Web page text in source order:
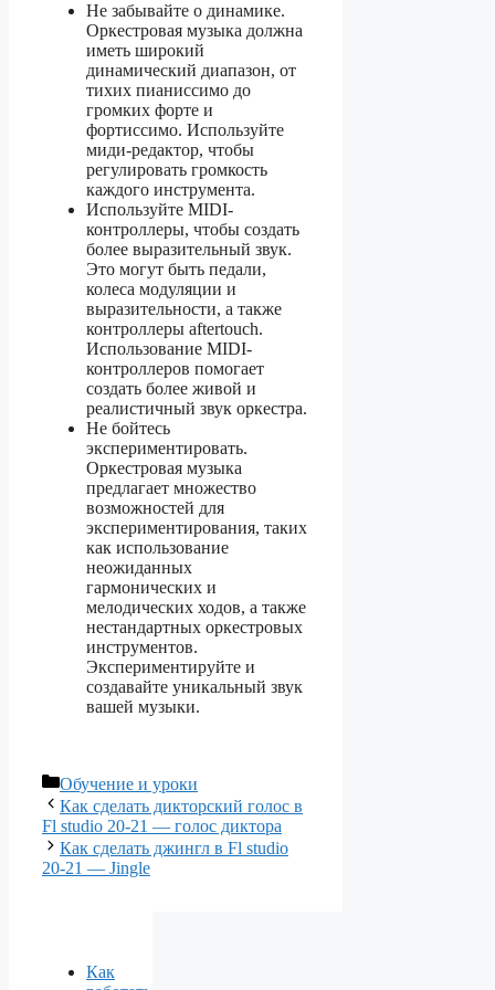
Не забывайте о динамике.
Оркестровая музыка должна
иметь широкий
динамический диапазон, от
тихих пианиссимо до
громких форте и
фортиссимо. Используйте
миди-редактор, чтобы
регулировать громкость
каждого инструмента.
Используйте MIDI-
контроллеры, чтобы создать
более выразительный звук.
Это могут быть педали,
колеса модуляции и
выразительности, а также
контроллеры aftertouch.
Использование MIDI-
контроллеров помогает
создать более живой и
реалистичный звук оркестра.
Не бойтесь
экспериментировать.
Оркестровая музыка
предлагает множество
возможностей для
экспериментирования, таких
как использование
неожиданных
гармонических и
мелодических ходов, а также
нестандартных оркестровых
инструментов.
Экспериментируйте и
создавайте уникальный звук
вашей музыки.
Рубрики
Обучение и уроки
Как сделать дикторский голос в
Fl studio 20-21 — голос диктора
Как сделать джингл в Fl studio
20-21 — Jingle
Как